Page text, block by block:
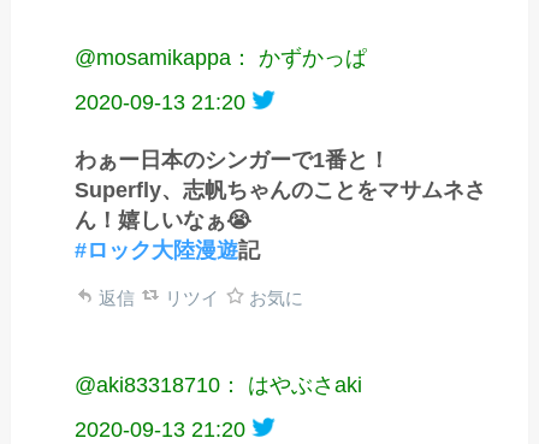
@mosamikappa： かずかっぱ
2020-09-13 21:20
わぁー日本のシンガーで1番と！
Superfly、志帆ちゃんのことをマサムネさ
ん！嬉しいなぁ😭
#ロック大陸漫遊記
返信 リツイ お気に
@aki83318710： はやぶさaki
2020-09-13 21:20